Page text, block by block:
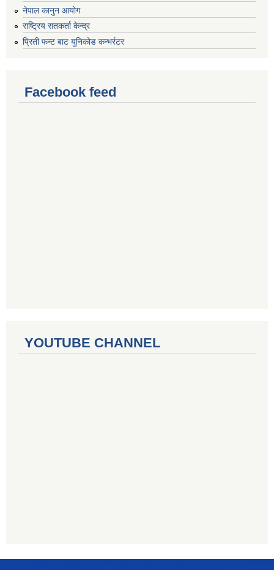
नेपाल कानुन आयोग
राष्ट्रिय सतकर्ता केन्द्र
प्रिती फन्ट बाट युनिकोड कन्भर्रटर
Facebook feed
YOUTUBE CHANNEL